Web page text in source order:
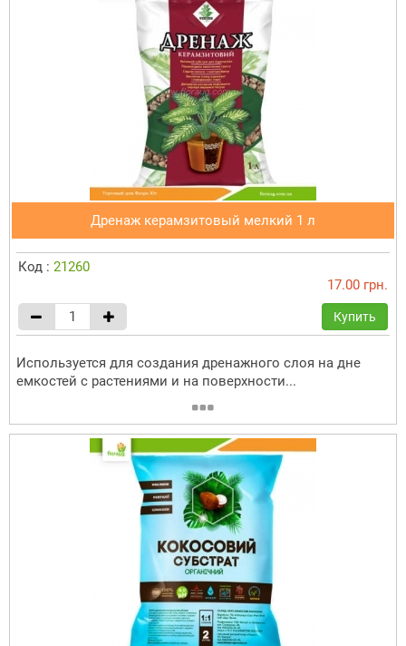
Дренаж керамзитовый мелкий 1 л
Код : 21260
17.00 грн.
Купить
Используется для создания дренажного слоя на дне
емкостей с растениями и на поверхности...